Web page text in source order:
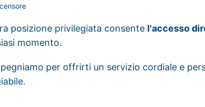
posizione privilegiata consente l'accesso
momento.
per offrirti un servizio cordiale e